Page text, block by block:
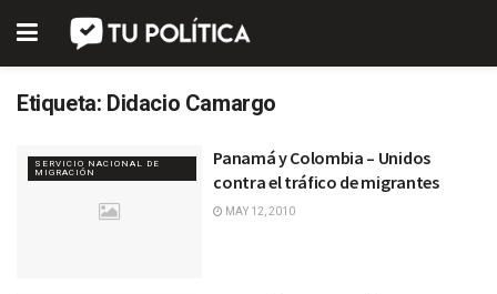
Etiqueta: Didacio Camargo
SERVICIO NACIONAL DE
MIGRACIÓN
Panamá y Colombia – Unidos
contra el tráfico de migrantes
MAY 12, 2010